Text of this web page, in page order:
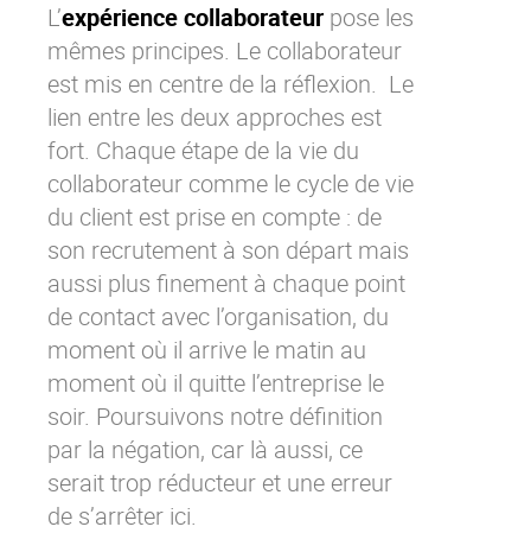
L’expérience collaborateur pose les
mêmes principes. Le collaborateur
est mis en centre de la réflexion. Le
lien entre les deux approches est
fort. Chaque étape de la vie du
collaborateur comme le cycle de vie
du client est prise en compte : de
son recrutement à son départ mais
aussi plus finement à chaque point
de contact avec l’organisation, du
moment où il arrive le matin au
moment où il quitte l’entreprise le
soir. Poursuivons notre définition
par la négation, car là aussi, ce
serait trop réducteur et une erreur
de s’arrêter ici.